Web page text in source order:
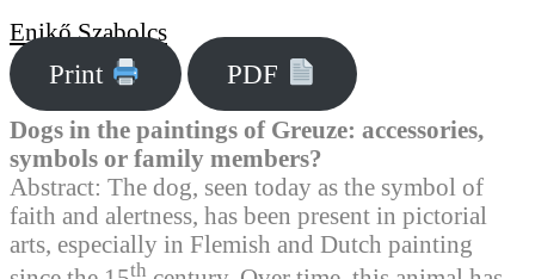
Enikő Szabolcs
Print PDF
Dogs in the paintings of Greuze: accessories,
symbols or family members?
Abstract: The dog, seen today as the symbol of
faith and alertness, has been present in pictorial
arts, especially in Flemish and Dutch painting
th